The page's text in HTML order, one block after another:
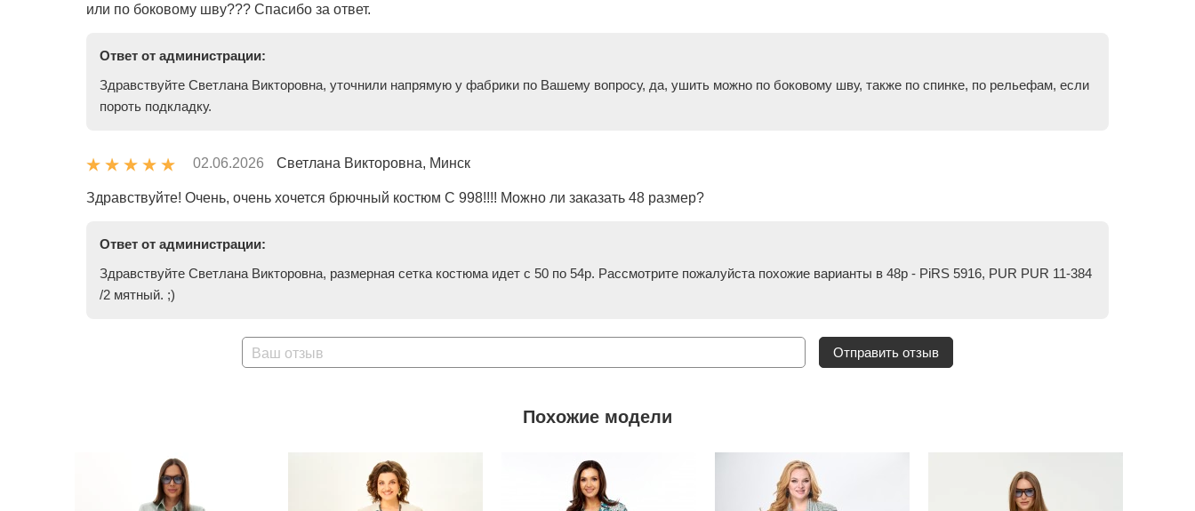
или по боковому шву??? Спасибо за ответ.
Ответ от администрации:
Здравствуйте Светлана Викторовна, уточнили напрямую у фабрики по Вашему вопросу, да, ушить можно по боковому шву, также по спинке, по рельефам, если
пороть подкладку.
02.06.2026 Светлана Викторовна, Минск
Здравствуйте! Очень, очень хочется брючный костюм С 998!!!! Можно ли заказать 48 размер?
Ответ от администрации:
Здравствуйте Светлана Викторовна, размерная сетка костюма идет с 50 по 54р. Рассмотрите пожалуйста похожие варианты в 48р - PiRS 5916, PUR PUR 11-384
/2 мятный. ;)
Ваш отзыв Отправить отзыв
Похожие модели